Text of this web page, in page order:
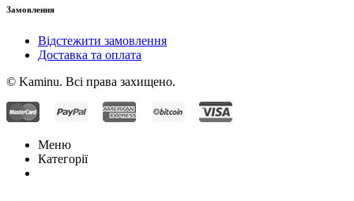
Замовлення
Відстежити замовлення
Доставка та оплата
© Kaminu. Всі права захищено.
Меню
Категорії